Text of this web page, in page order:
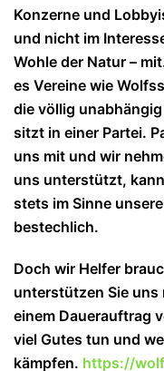
Konzerne und
und nicht im
Wohle der Natur –
es Vereine wie
die völlig
sitzt in einer Partei.
uns mit und wir
uns unterstützt,
stets im Sinne
bestechlich.
Doch wir Helfer
unterstützen Sie uns
einem Dauerauftrag
viel Gutes tun und
kämpfen. https://